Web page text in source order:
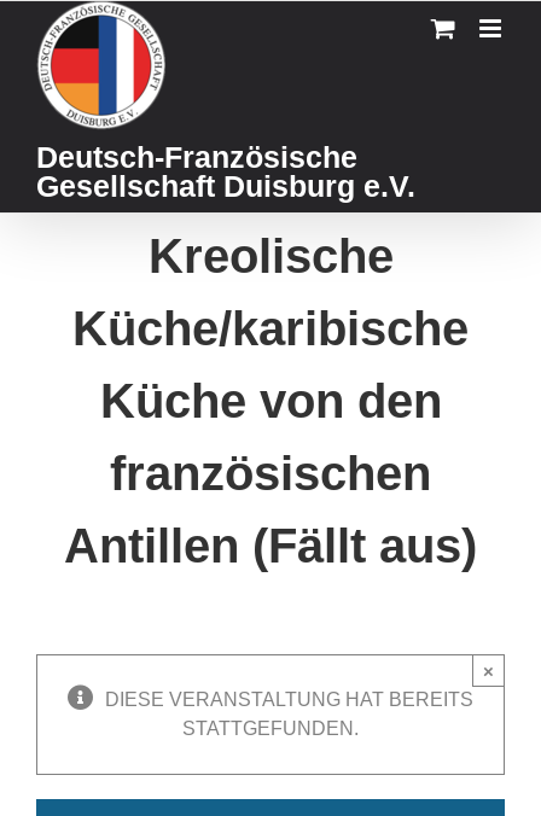
content
Deutsch-Französische
Gesellschaft Duisburg e.V.
Kreolische
Küche/karibische
Küche von den
französischen
Antillen (Fällt aus)
DIESE VERANSTALTUNG HAT BEREITS
STATTGEFUNDEN.
×